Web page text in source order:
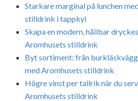
Starkare marginal på lunchen
stilldrink i tappkyl
Skapa en modern, hållbar
Aromhusets stilldrink
Byt sortiment: från
med Aromhusets stilldrink
Högre vinst per tallrik när du
Aromhusets stilldrink